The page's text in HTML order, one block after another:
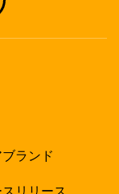
ランド
スリリース